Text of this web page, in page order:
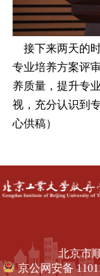
接下来两天的
专业培养方案评
养质量，提升专
视，充分认识到
心供稿）
北京市
京公网安备